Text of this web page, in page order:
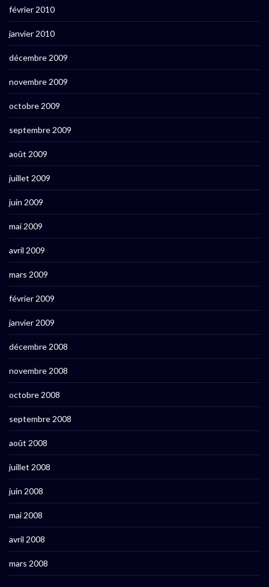
février 2010
janvier 2010
décembre 2009
novembre 2009
octobre 2009
septembre 2009
août 2009
juillet 2009
juin 2009
mai 2009
avril 2009
mars 2009
février 2009
janvier 2009
décembre 2008
novembre 2008
octobre 2008
septembre 2008
août 2008
juillet 2008
juin 2008
mai 2008
avril 2008
mars 2008